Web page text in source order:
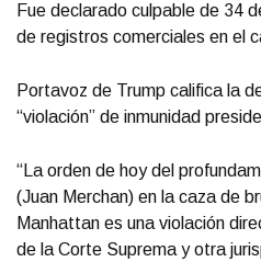
Fue declarado culpable de 34
de registros comerciales en el
Portavoz de Trump califica la
“violación” de inmunidad
“La orden de hoy del
(Juan Merchan) en la caza de
Manhattan es una violación
de la Corte Suprema y otra